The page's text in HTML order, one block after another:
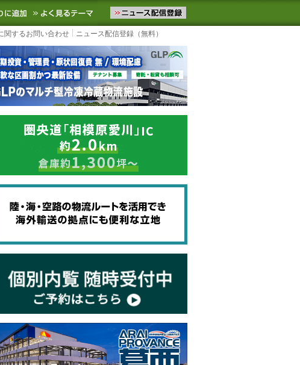
流ニュースをお届けします。物流ニュースメール配信を登録す
お気に入りに追加 よく見るテーマ
関するお問い合わせ ニュース配信登録（無料）